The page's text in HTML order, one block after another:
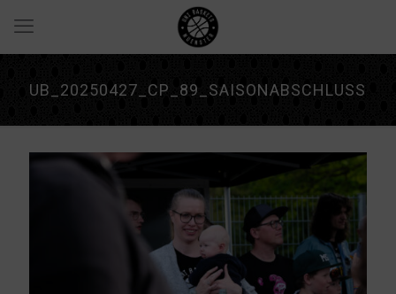
UB_20250427_CP_89_SAISONABSCHLUSS